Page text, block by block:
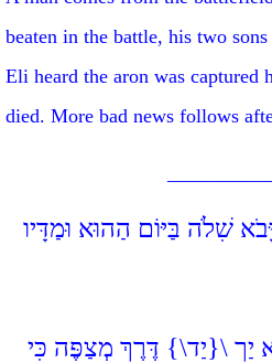
beaten in the battle, his two
Eli heard the aron was
died. More bad news follows
שִׁלֹה בַּיּוֹם הַהוּא וּמַדָּיו
יַך \{יַד\} דֶּרֶךְ מְצַפֶּה כִּי